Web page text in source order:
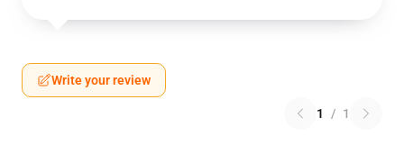
Write your review
1 / 1